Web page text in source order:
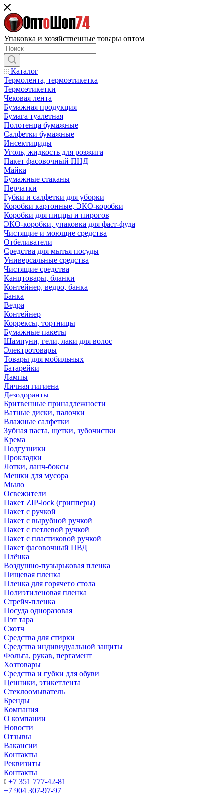
Упаковка и хозяйственные товары оптом
Каталог
Термолента, термоэтикетка
Термоэтикетки
Чековая лента
Бумажная продукция
Бумага туалетная
Полотенца бумажные
Салфетки бумажные
Инсектициды
Уголь, жидкость для розжига
Пакет фасовочный ПНД
Майка
Бумажные стаканы
Перчатки
Губки и салфетки для уборки
Коробки картонные, ЭКО-коробки
Коробки для пиццы и пирогов
ЭКО-коробки, упаковка для фаст-фуда
Чистящие и моющие средства
Отбеливатели
Средства для мытья посуды
Универсальные средства
Чистящие средства
Канцтовары, бланки
Контейнер, ведро, банка
Банка
Ведра
Контейнер
Коррексы, тортницы
Бумажные пакеты
Шампуни, гели, лаки для волос
Электротовары
Товары для мобильных
Батарейки
Лампы
Личная гигиена
Дезодоранты
Бритвенные принадлежности
Ватные диски, палочки
Влажные салфетки
Зубная паста, щетки, зубочистки
Крема
Подгузники
Прокладки
Лотки, ланч-боксы
Мешки для мусора
Мыло
Освежители
Пакет ZIP-lock (грипперы)
Пакет с ручкой
Пакет с вырубной ручкой
Пакет с петлевой ручкой
Пакет с пластиковой ручкой
Пакет фасовочный ПВД
Плёнка
Воздушно-пузырьковая пленка
Пищевая пленка
Пленка для горячего стола
Полиэтиленовая пленка
Стрейч-пленка
Посуда одноразовая
Пэт тара
Скотч
Средства для стирки
Средства индивидуальной защиты
Фольга, рукав, пергамент
Хозтовары
Средства и губки для обуви
Ценники, этикетлента
Стеклоомыватель
Бренды
Компания
О компании
Новости
Отзывы
Вакансии
Контакты
Реквизиты
Контакты
+7 351 777-42-81
+7 904 307-97-97